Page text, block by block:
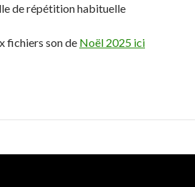
de répétition habituelle
fichiers son de Noël 2025 ici